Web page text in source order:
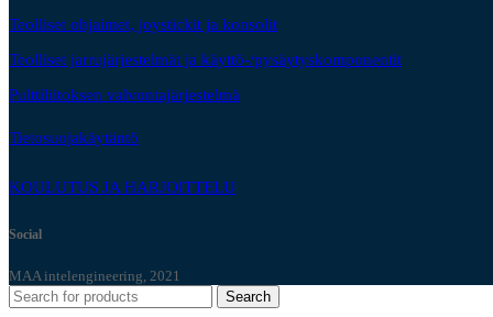
Teolliset ohjaimet, joystickit ja konsolit
Teolliset jarrujärjestelmät ja käyttö-/pysäytyskomponentit
Pulttiliitoksen valvontajärjestelmä
Tietosuojakäytäntö
KOULUTUS JA HARJOITTELU
Social
MAA intelengineering, 2021
Search